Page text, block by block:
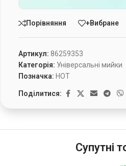
Порівняння +Вибране
Артикул: 86259353
Категорія: Універсальні мийки
Позначка: HOT
Поділитися:
Супутні